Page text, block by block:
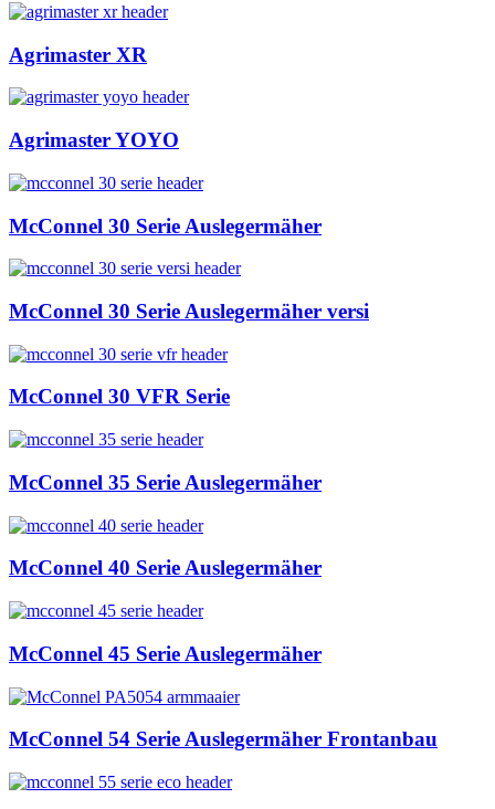
Agrimaster XR
Agrimaster YOYO
McConnel 30 Serie Auslegermäher
McConnel 30 Serie Auslegermäher versi
McConnel 30 VFR Serie
McConnel 35 Serie Auslegermäher
McConnel 40 Serie Auslegermäher
McConnel 45 Serie Auslegermäher
McConnel 54 Serie Auslegermäher Frontanbau